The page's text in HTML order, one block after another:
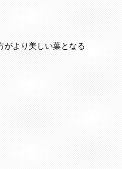
がより美しい葉となる